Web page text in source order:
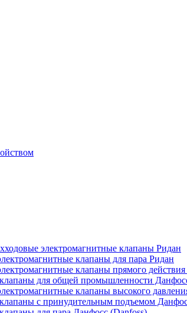
электромагнитные клапаны Ридан
клапаны для пара Ридан
клапаны прямого
для общей промышленности
клапаны высокого
с принудительным подъемом